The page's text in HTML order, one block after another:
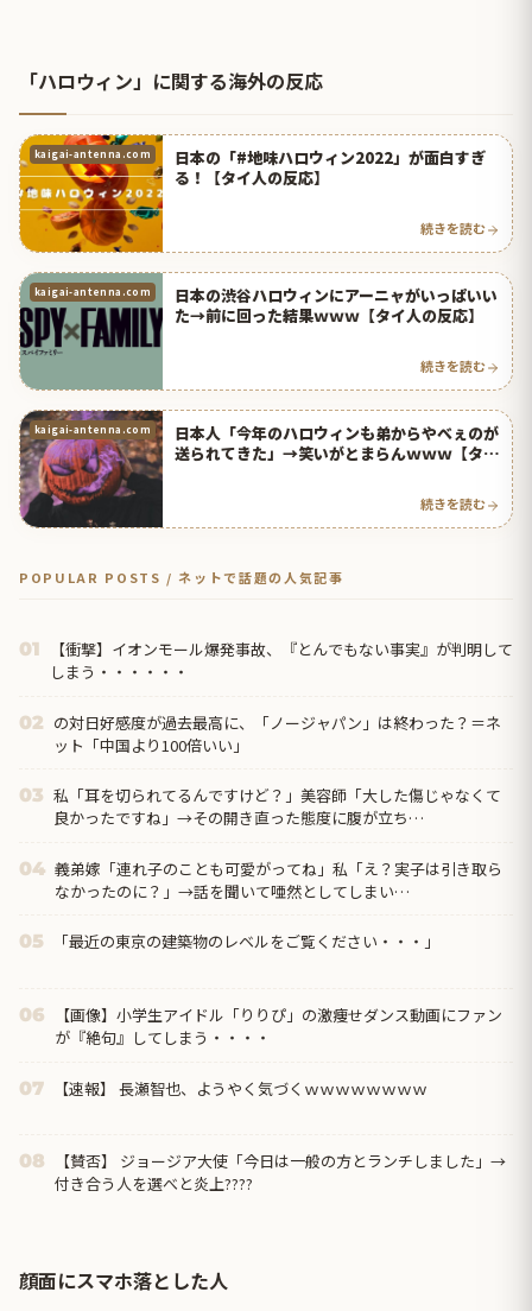
「ハロウィン」に関する海外の反応
kaigai-antenna.com
日本の「#地味ハロウィン2022」が面白すぎ
る！【タイ人の反応】
続きを読む
kaigai-antenna.com
日本の渋谷ハロウィンにアーニャがいっぱいい
た→前に回った結果ｗｗｗ【タイ人の反応】
続きを読む
kaigai-antenna.com
日本人「今年のハロウィンも弟からやべぇのが
送られてきた」→笑いがとまらんｗｗｗ【タイ
続きを読む
POPULAR POSTS / ネットで話題の人気記事
01
【衝撃】イオンモール爆発事故、『とんでもない事実』が判明して
しまう・・・・・・
02 の対日好感度が過去最高に、「ノージャパン」は終わった？＝ネ
ット「中国より100倍いい」
03 私「耳を切られてるんですけど？」美容師「大した傷じゃなくて
良かったですね」→その開き直った態度に腹が立ち…
04 義弟嫁「連れ子のことも可愛がってね」私「え？実子は引き取ら
なかったのに？」→話を聞いて唖然としてしまい…
05 「最近の東京の建築物のレベルをご覧ください・・・」
06
【画像】小学生アイドル「りりぴ」の激痩せダンス動画にファン
が『絶句』してしまう・・・・
07 【速報】 長瀬智也、ようやく気づくｗｗｗｗｗｗｗｗ
08
【賛否】 ジョージア大使「今日は一般の方とランチしました」→
付き合う人を選べと炎上????
顔面にスマホ落とした人